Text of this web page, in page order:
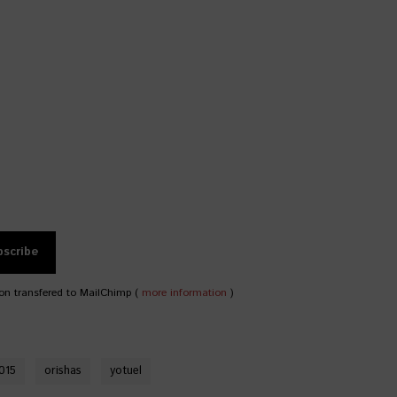
transfered to MailChimp ( more information )
orishas yotuel